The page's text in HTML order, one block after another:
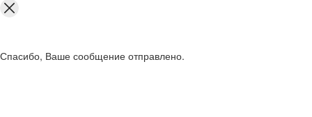
Спасибо, Ваше сообщение отправлено.